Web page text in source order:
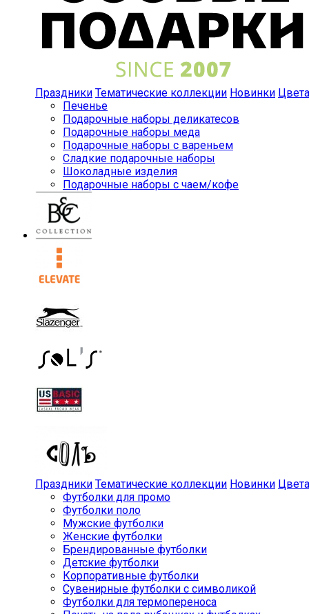
Праздники Тематические коллекции Новинки Цвета
Печенье
Подарочные наборы деликатесов
Подарочные наборы меда
Подарочные наборы с вареньем
Сладкие подарочные наборы
Шоколадные изделия
Подарочные наборы с чаем/кофе
Праздники Тематические коллекции Новинки Цвета
Футболки для промо
Футболки поло
Мужские футболки
Женские футболки
Брендированные футболки
Детские футболки
Корпоративные футболки
Сувенирные футболки с символикой
Футболки для термопереноса